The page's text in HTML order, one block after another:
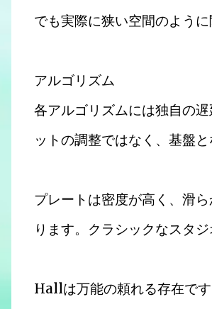
でも実際に狭い空間のように
アルゴリズム
各アルゴリズムには独自の
ットの調整ではなく、基盤
プレートは密度が高く、滑
ります。クラシックなスタ
Hallは万能の頼れる存在で